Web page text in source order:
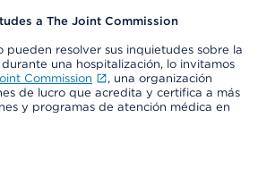
a The Joint Commission
pueden resolver sus inquietudes sobre la
una hospitalización, lo invitamos
Commission
, una organización
de lucro que acredita y certifica a más
y programas de atención médica en